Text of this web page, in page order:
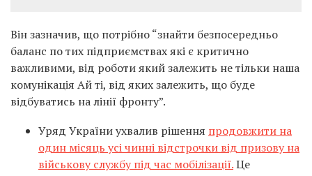
Він зазначив, що потрібно “знайти безпосередньо
баланс по тих підприємствах які є критично
важливими, від роботи який залежить не тільки наша
комунікація Ай ті, від яких залежить, що буде
відбуватись на лінії фронту”.
Уряд України ухвалив рішення продовжити на
один місяць усі чинні відстрочки від призову на
військову службу під час мобілізації.Це